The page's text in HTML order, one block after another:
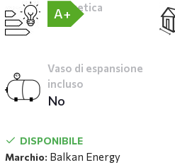
energetica
A+
Vaso di espansione
incluso
No
DISPONIBILE
Marchio: Balkan Energy